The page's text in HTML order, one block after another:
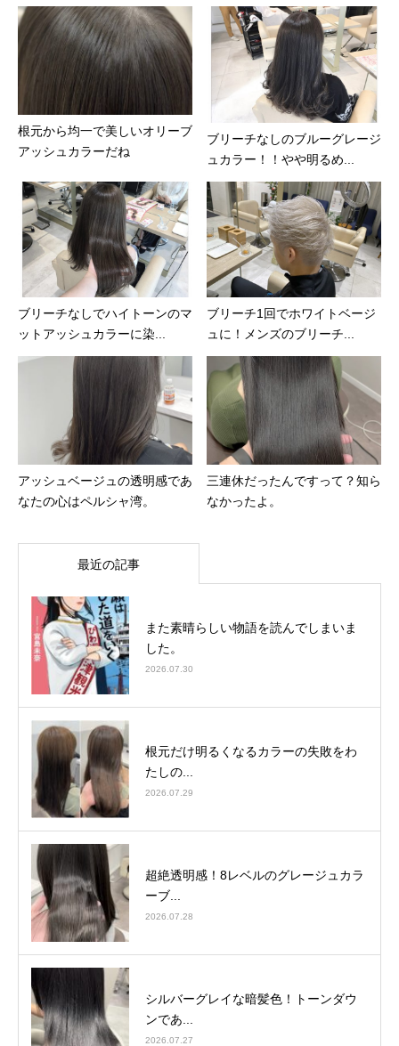
根元から均一で美しいオリーブ
アッシュカラーだね
ブリーチなしのブルーグレージ
ュカラー！！やや明るめ...
ブリーチなしでハイトーンのマ
ットアッシュカラーに染...
ブリーチ1回でホワイトベージ
ュに！メンズのブリーチ...
アッシュベージュの透明感であ
なたの心はペルシャ湾。
三連休だったんですって？知ら
なかったよ。
最近の記事
また素晴らしい物語を読んでしまいま
した。
2026.07.30
根元だけ明るくなるカラーの失敗をわ
たしの...
2026.07.29
超絶透明感！8レベルのグレージュカラ
ーブ...
2026.07.28
シルバーグレイな暗髪色！トーンダウ
ンであ...
2026.07.27